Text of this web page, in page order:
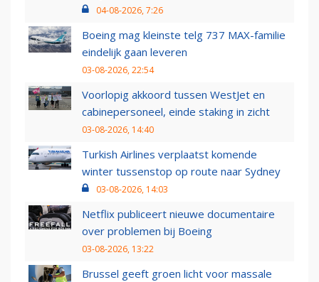
04-08-2026, 7:26
Boeing mag kleinste telg 737 MAX-familie
eindelijk gaan leveren
03-08-2026, 22:54
Voorlopig akkoord tussen WestJet en
cabinepersoneel, einde staking in zicht
03-08-2026, 14:40
Turkish Airlines verplaatst komende
winter tussenstop op route naar Sydney
03-08-2026, 14:03
Netflix publiceert nieuwe documentaire
over problemen bij Boeing
03-08-2026, 13:22
Brussel geeft groen licht voor massale